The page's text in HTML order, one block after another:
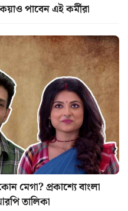
পাবেন এই কর্মীরা
মেগা? প্রকাশ্যে বাংলা
তালিকা